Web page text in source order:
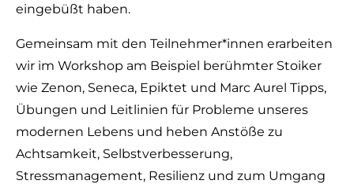
eingebüßt haben.
Gemeinsam mit den Teilnehmer*innen erarbeiten
wir im Workshop am Beispiel berühmter Stoiker
wie Zenon, Seneca, Epiktet und Marc Aurel Tipps,
Übungen und Leitlinien für Probleme unseres
modernen Lebens und heben Anstöße zu
Achtsamkeit, Selbstverbesserung,
Stressmanagement, Resilienz und zum Umgang